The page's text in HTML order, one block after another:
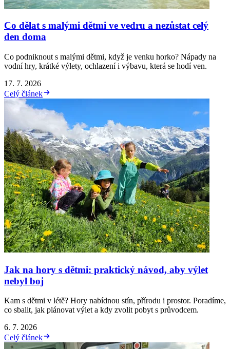
Co dělat s malými dětmi ve vedru a nezůstat celý
den doma
Co podniknout s malými dětmi, když je venku horko? Nápady na
vodní hry, krátké výlety, ochlazení i výbavu, která se hodí ven.
17. 7. 2026
Celý článek
Jak na hory s dětmi: praktický návod, aby výlet
nebyl boj
Kam s dětmi v létě? Hory nabídnou stín, přírodu i prostor. Poradíme,
co sbalit, jak plánovat výlet a kdy zvolit pobyt s průvodcem.
6. 7. 2026
Celý článek